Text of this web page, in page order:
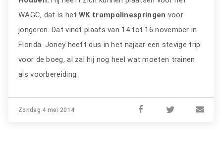
WAGC, dat is hetWK trampolinespringen voor
jongeren. Dat vindt plaats van 14 tot 16 november in
Florida. Joney heeft dus in het najaar een stevige trip
voor de boeg, al zal hij nog heel wat moeten trainen
als voorbereiding.
Zondag 4 mei 2014